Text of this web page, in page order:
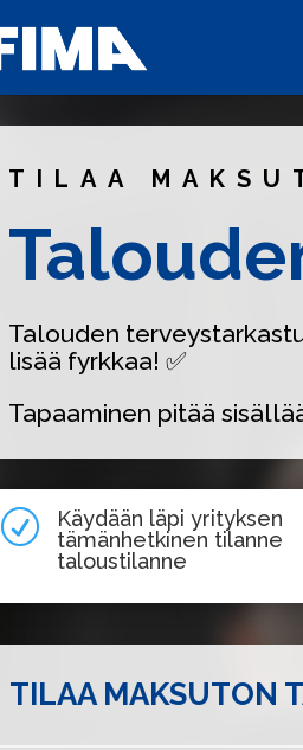
TILAA
Talouden
lisää fyrkkaa!✅
Tapaaminen pitää
R
Käydään läpi yrityksen
tämänhetkinen tilanne
taloustilanne
TILAA MAKSUTON